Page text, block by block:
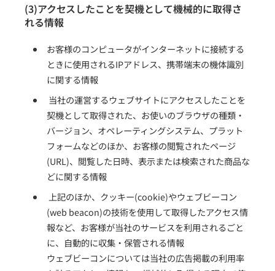
(3)アクセスしたことを契機として機械的に取得さ
れる情報
お客様のコンピュータがインターネットに接続する
ときに使用されるIPアドレス、携帯端末の機体識別
に関する情報
当社の運営するウェブサイトにアクセスしたことを
契機として取得された、お使いのブラウザの種類・
バージョン、オペレーティングシステム、プラット
フォームなどのほか、お客様の閲覧されたページ
(URL)、閲覧した日時、表示または検索された商品な
どに関する情報
上記のほか、クッキー(cookie)やウェブビーコン
(web beacon)の技術を使用して取得したアクセス情
報など、お客様が当社のサービスを利用されるごと
に、自動的に収集・保管される情報
ウェブビーコンについては当社の広告掲載の利用率